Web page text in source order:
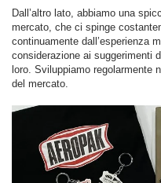
Dall’altro lato, abbiamo una
mercato, che ci spinge
continuamente dall’esperienza
considerazione ai suggerimenti
loro. Sviluppiamo regolarmente
del mercato.